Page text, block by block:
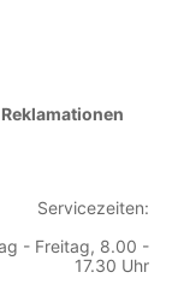
Reklamationen
Servicezeiten:
- Freitag, 8.00 -
17.30 Uhr